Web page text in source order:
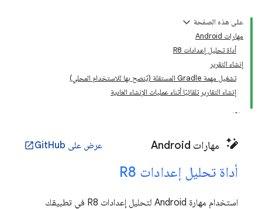
على هذه الصفحة
مهارات Android
أداة تحليل إعدادات R8
إنشاء التقرير
تشغيل مهمة Gradle المستقلة (يُنصح بها للاستخدام المحلي)
إنشاء التقارير تلقائيًا أثناء عمليات الإنشاء العادية
مهارات Android عرض على GitHub open_in_new
أداة تحليل إعدادات R8
استخدام مهارة Android لتحليل إعدادات R8 في تطبيقك